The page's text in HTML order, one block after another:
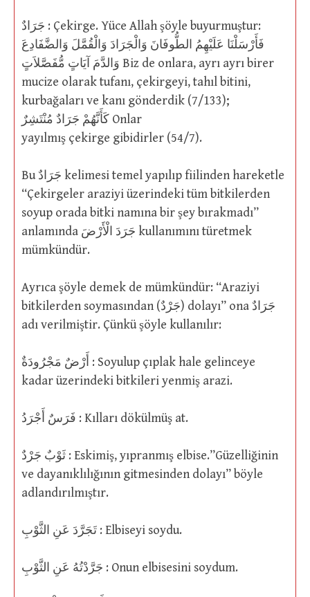
جَرَادٌ : Çekirge. Yüce Allah şöyle buyurmuştur:
فَأَرْسَلْنَا عَلَيْهِمُ الطُّوفَانَ وَالْجَرَادَ وَالْقُمَّلَ وَالضَّفَادِعَ
وَالدَّمَ آيَاتٍ مُّفَصَّلاَتٍ Biz de onlara, ayrı ayrı birer
mucize olarak tufanı, çekirgeyi, tahıl bitini,
kurbağaları ve kanı gönderdik (7/133);
كَأَنَّهُمْ جَرَادٌ مُنْتَشِرٌ Onlar
yayılmış çekirge gibidirler (54/7).
Bu جَرَادٌ kelimesi temel yapılıp fiilinden hareketle
“Çekirgeler araziyi üzerindeki tüm bitkilerden
soyup orada bitki namına bir şey bırakmadı”
anlamında جَرَدَ الْأَرْضَ kullanımını türetmek
mümkündür.
Ayrıca şöyle demek de mümkündür: “Araziyi
bitkilerden soymasından (جَرْدٌ) dolayı” ona جَرَادٌ
adı verilmiştir. Çünkü şöyle kullanılır:
أَرْضٌ مَجْرُودَةٌ : Soyulup çıplak hale gelinceye
kadar üzerindeki bitkileri yenmiş arazi.
فَرَسٌ أَجْرَدُ : Kılları dökülmüş at.
ثَوْبٌ جَرْدٌ : Eskimiş, yıpranmış elbise.”Güzelliğinin
ve dayanıklılığının gitmesinden dolayı” böyle
adlandırılmıştır.
تَجَرَّدَ عَنِ الثَّوْبِ : Elbiseyi soydu.
جَرَّدْتُهُ عَنِ الثَّوْبِ : Onun elbisesini soydum.